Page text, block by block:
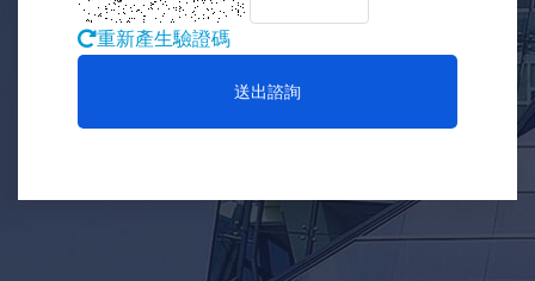
重新產生驗證碼
送出諮詢